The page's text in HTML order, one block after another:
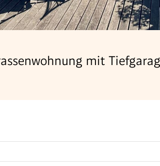
mit